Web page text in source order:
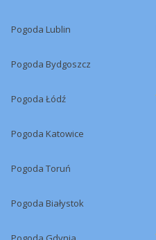
Pogoda Lublin
Pogoda Bydgoszcz
Pogoda Łódź
Pogoda Katowice
Pogoda Toruń
Pogoda Białystok